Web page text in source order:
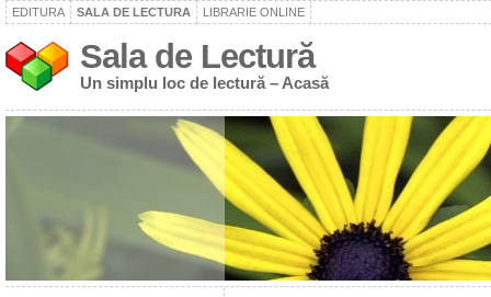
EDITURA SALA DE LECTURA LIBRARIE ONLINE
Sala de Lectură
Un simplu loc de lectură – Acasă